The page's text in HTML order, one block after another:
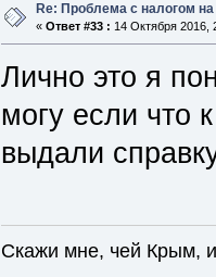
Re: Проблема с налогом
«Ответ #33 : 14 Октября 2016,
Лично это я
могу если что
выдали
Скажи мне, чей Крым,